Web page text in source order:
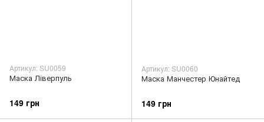
Артикул: SU0059
Маска Ліверпуль
149 грн
Артикул: SU0060
Маска Манчестер Юнайтед
149 грн